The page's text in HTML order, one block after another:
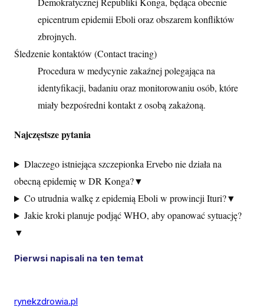
epicentrum epidemii Eboli oraz obszarem konfliktów
zbrojnych.
Śledzenie kontaktów (Contact tracing)
Procedura w medycynie zakaźnej polegająca na
identyfikacji, badaniu oraz monitorowaniu osób, które
miały bezpośredni kontakt z osobą zakażoną.
Najczęstsze pytania
Dlaczego istniejąca szczepionka Ervebo nie działa na
obecną epidemię w DR Konga?▼
Co utrudnia walkę z epidemią Eboli w prowincji Ituri?▼
Jakie kroki planuje podjąć WHO, aby opanować sytuację?
▼
Pierwsi napisali na ten temat
rynekzdrowia.pl